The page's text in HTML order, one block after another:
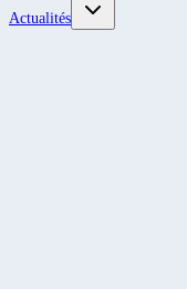
Actualités